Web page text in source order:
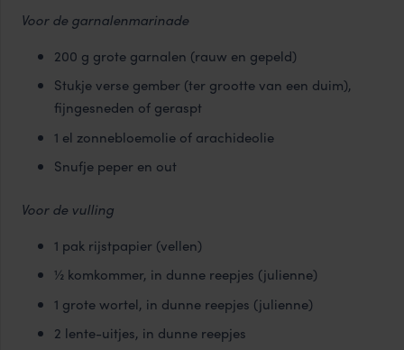
Voor de garnalenmarinade
200 g grote garnalen (rauw en gepeld)
Stukje verse gember (ter grootte van een duim),
fijngesneden of geraspt
1 el zonnebloemolie of arachideolie
Snufje peper en out
Voor de vulling
1 pak rijstpapier (vellen)
½ komkommer, in dunne reepjes (julienne)
1 grote wortel, in dunne reepjes (julienne)
2 lente-uitjes, in dunne reepjes